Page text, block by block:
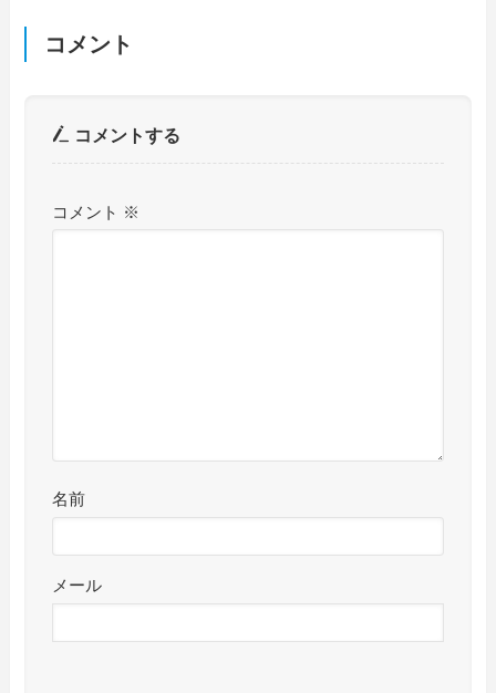
コメント
コメントする
コメント ※
名前
メール